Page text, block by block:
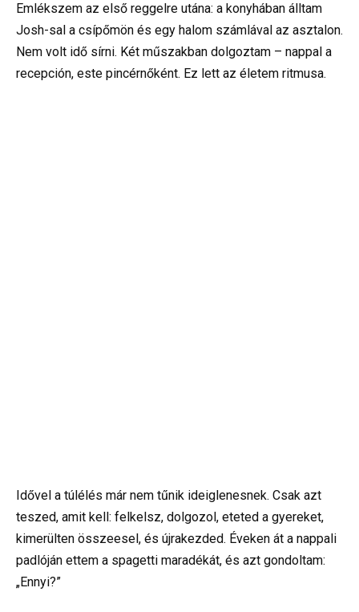
Emlékszem az első reggelre utána: a konyhában álltam
Josh-sal a csípőmön és egy halom számlával az asztalon.
Nem volt idő sírni. Két műszakban dolgoztam – nappal a
recepción, este pincérnőként. Ez lett az életem ritmusa.
Idővel a túlélés már nem tűnik ideiglenesnek. Csak azt
teszed, amit kell: felkelsz, dolgozol, eteted a gyereket,
kimerülten összeesel, és újrakezded. Éveken át a nappali
padlóján ettem a spagetti maradékát, és azt gondoltam:
„Ennyi?”